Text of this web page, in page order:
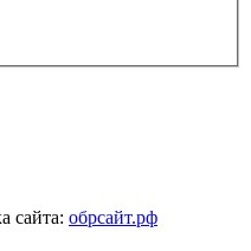
сайта: обрсайт.рф